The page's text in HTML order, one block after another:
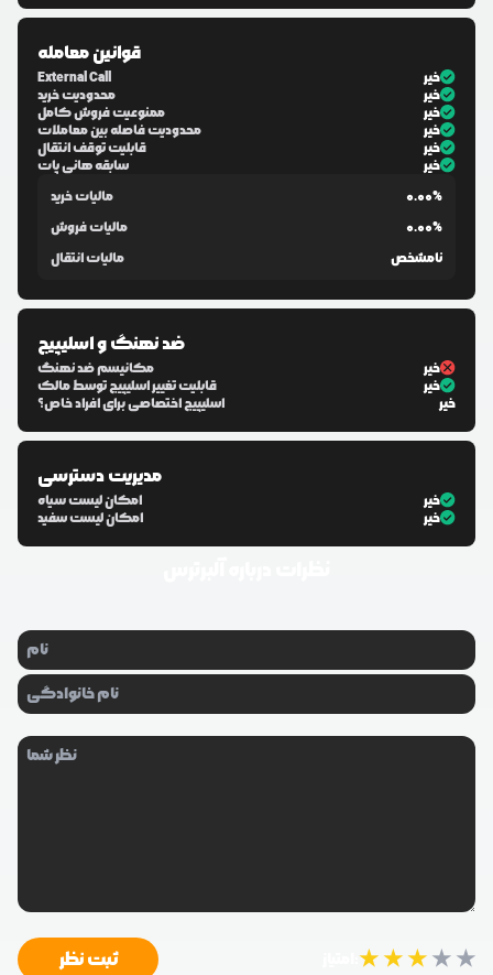
قوانین معامله
External Call
خیر
محدودیت خرید
خیر
ممنوعیت فروش کامل
خیر
محدودیت فاصله بین معاملات
خیر
قابلیت توقف انتقال
خیر
سابقه هانی پات
خیر
مالیات خرید
0.00%
مالیات فروش
0.00%
مالیات انتقال
نامشخص
ضد نهنگ و اسلیپیج
مکانیسم ضد نهنگ
خیر
قابلیت تغییر اسلیپیج توسط مالک
خیر
اسلیپیج اختصاصی برای افراد خاص؟
خیر
مدیریت دسترسی
امکان لیست سیاه
خیر
امکان لیست سفید
خیر
★★★★★ ثبت نظر